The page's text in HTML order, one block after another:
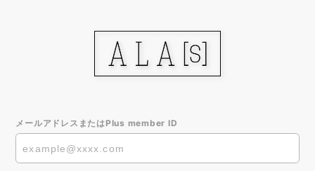
メールアドレスまたはPlus member ID